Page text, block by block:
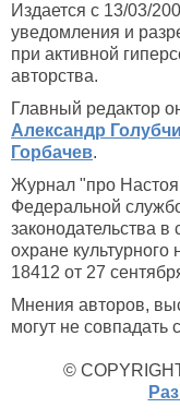
Издается с 13/03/
уведомления и
при активной
авторства.
Главный редактор
Александр
Горбачев.
Журнал "про
Федеральной
законодательства
охране
18412 от 27
Мнения авторов,
могут не совпадать
©